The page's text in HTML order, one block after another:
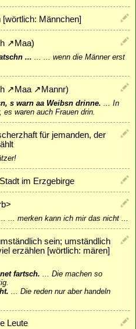
[wörtlich: Männchen]
↗ Maa)
...
... wenn die Männer erst
↗ Maa ↗ Mannr)
s warn aa Weibsn drinne.
In
waren auch Frauen drin.
für jemanden, der
im Erzgebirge
... merken kann ich mir das nicht ...
sein; umständlich
erzählen [wörtlich: mären]
fartsch.
Die machen so
Die reden nur aber handeln
Leute